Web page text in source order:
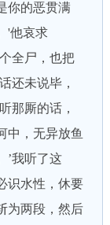
你的恶贯满
'他哀求
全尸，也把
还未说毕，
那厮的话，
中，无异放鱼
’我听了这
识水性，休要
为两段，然后